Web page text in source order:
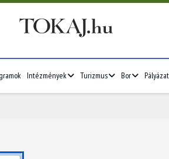
Intézmények Turizmus Bor